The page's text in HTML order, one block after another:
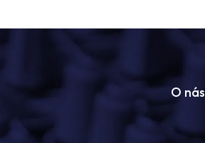
O nás